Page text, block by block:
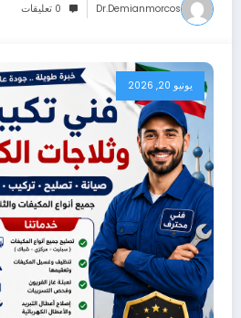
Dr.demianmorcos 0 تعليقات
يونيو 20, 2026